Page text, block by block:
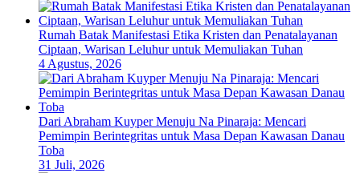
Rumah Batak Manifestasi Etika Kristen dan Penatalayanan
Ciptaan, Warisan Leluhur untuk Memuliakan Tuhan
4 Agustus, 2026
Dari Abraham Kuyper Menuju Na Pinaraja: Mencari
Pemimpin Berintegritas untuk Masa Depan Kawasan Danau
Toba
31 Juli, 2026